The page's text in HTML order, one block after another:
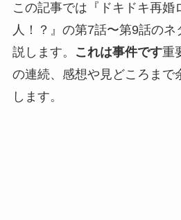
この記事では『ドキドキ再婚
人！？』の第7話〜第9話の
説します。
これは事件です重
の連続、感想や見どころまで
します。